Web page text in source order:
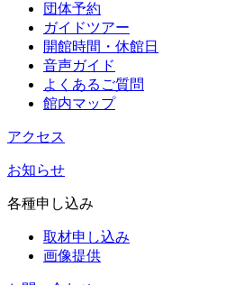
団体予約
ガイドツアー
開館時間・休館日
音声ガイド
よくあるご質問
館内マップ
アクセス
お知らせ
各種申し込み
取材申し込み
画像提供